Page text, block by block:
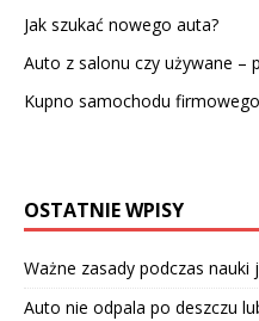
Jak szukać nowego auta?
Auto z salonu czy używane –
Kupno samochodu
OSTATNIE WPISY
Ważne zasady podczas
Auto nie odpala po deszczu